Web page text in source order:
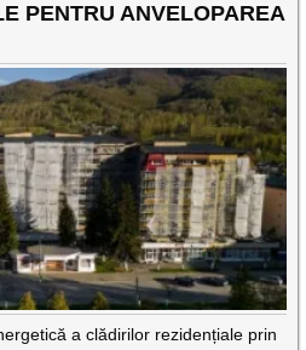
PENTRU ANVELOPAREA
a clădirilor rezidențiale prin